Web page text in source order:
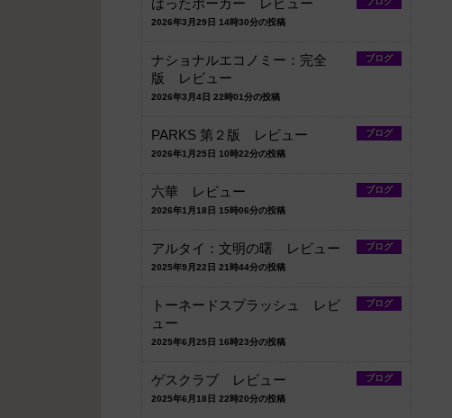
ばったポーカー レビュー
2026年3月29日 14時30分の投稿
ブログ
ナショナルエコノミー：完全
版 レビュー
2026年3月4日 22時01分の投稿
ブログ
PARKS 第２版 レビュー
2026年1月25日 10時22分の投稿
ブログ
六華 レビュー
2026年1月18日 15時06分の投稿
ブログ
アルタイ：文明の曙 レビュー
2025年9月22日 21時44分の投稿
ブログ
トーネードスプラッシュ レビ
ュー
2025年6月25日 16時23分の投稿
ブログ
ゲスクラブ レビュー
2025年6月18日 22時20分の投稿